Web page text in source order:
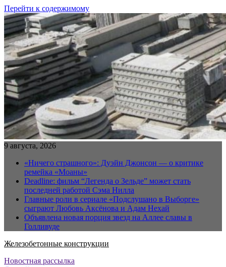
Перейти к содержимому
9 августа, 2026
«Ничего страшного»: Дуэйн Джонсон — о критике
ремейка «Моаны»
Deadline: фильм “Легенда о Зельде” может стать
последней работой Сэма Нилла
Главные роли в сериале «Подслушано в Выборге»
сыграют Любовь Аксёнова и Адам Нехай
Объявлена новая порция звезд на Аллее славы в
Голливуде
Железобетонные конструкции
Новостная рассылка